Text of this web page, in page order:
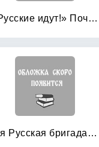
«Русские идут!» Почему боятся России?
1-я Русская бригада СС «Дружина»